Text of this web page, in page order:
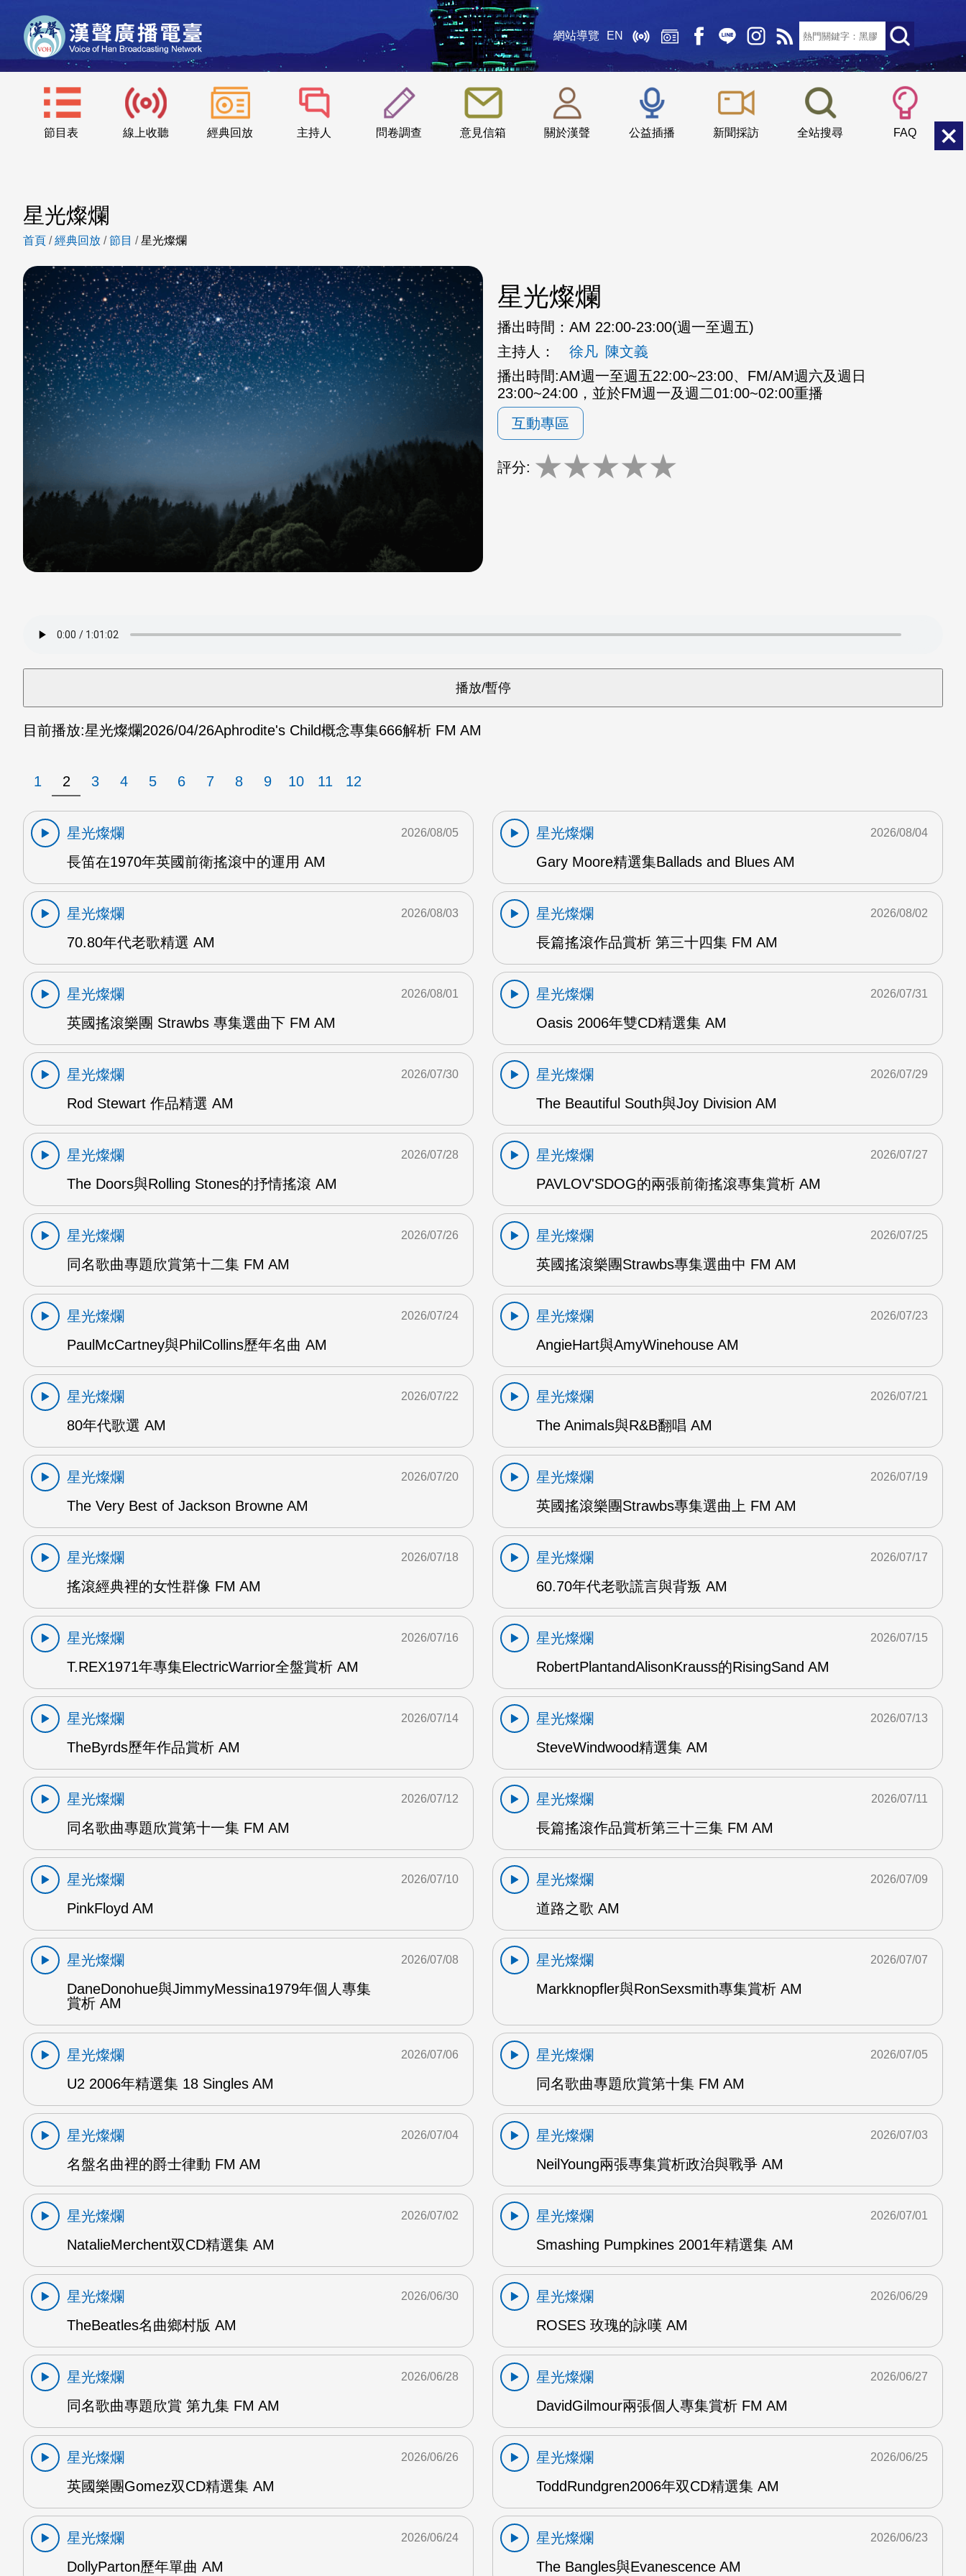
網站導覽 EN
節目表 線上收聽 經典回放 主持人 問卷調查 意見信箱 關於漢聲 公益插播 新聞採訪 全站搜尋 FAQ
::: 小 中
星光燦爛
首頁 /經典回放 /節目 /星光燦爛
星光燦爛
播出時間： AM 22:00-23:00(週一至週五)
主持人：
徐凡 陳文義
播出時間:AM週一至週五22:00~23:00、FM/AM週六及週日
23:00~24:00，並於FM週一及週二01:00~02:00重播
互動專區
評分: ★★★★★
目前播放:星光燦爛2026/04/26Aphrodite's Child概念專集666解析 FM AM
1 2 3 4 5 6 7 8 9 10 11 12
星光燦爛
長笛在1970年英國前衛搖滾中的運用 AM
2026/08/05
星光燦爛
Gary Moore精選集Ballads and Blues AM
2026/08/04
星光燦爛
70.80年代老歌精選 AM
2026/08/03
星光燦爛
長篇搖滾作品賞析 第三十四集 FM AM
2026/08/02
星光燦爛
英國搖滾樂團 Strawbs 專集選曲下 FM AM
2026/08/01
星光燦爛
Oasis 2006年雙CD精選集 AM
2026/07/31
星光燦爛
Rod Stewart 作品精選 AM
2026/07/30
星光燦爛
The Beautiful South與Joy Division AM
2026/07/29
星光燦爛
The Doors與Rolling Stones的抒情搖滾 AM
2026/07/28
星光燦爛
PAVLOV'SDOG的兩張前衛搖滾專集賞析 AM
2026/07/27
星光燦爛
同名歌曲專題欣賞第十二集 FM AM
2026/07/26
星光燦爛
英國搖滾樂團Strawbs專集選曲中 FM AM
2026/07/25
星光燦爛
PaulMcCartney與PhilCollins歷年名曲 AM
2026/07/24
星光燦爛
AngieHart與AmyWinehouse AM
2026/07/23
星光燦爛
80年代歌選 AM
2026/07/22
星光燦爛
The Animals與R&B翻唱 AM
2026/07/21
星光燦爛
The Very Best of Jackson Browne AM
2026/07/20
星光燦爛
英國搖滾樂團Strawbs專集選曲上 FM AM
2026/07/19
星光燦爛
搖滾經典裡的女性群像 FM AM
2026/07/18
星光燦爛
60.70年代老歌謊言與背叛 AM
2026/07/17
星光燦爛
T.REX1971年專集ElectricWarrior全盤賞析 AM
2026/07/16
星光燦爛
RobertPlantandAlisonKrauss的RisingSand AM
2026/07/15
星光燦爛
TheByrds歷年作品賞析 AM
2026/07/14
星光燦爛
SteveWindwood精選集 AM
2026/07/13
星光燦爛
同名歌曲專題欣賞第十一集 FM AM
2026/07/12
星光燦爛
長篇搖滾作品賞析第三十三集 FM AM
2026/07/11
星光燦爛
PinkFloyd AM
2026/07/10
星光燦爛
道路之歌 AM
2026/07/09
星光燦爛
DaneDonohue與JimmyMessina1979年個人專集
賞析 AM
2026/07/08
星光燦爛
Markknopfler與RonSexsmith專集賞析 AM
2026/07/07
星光燦爛
U2 2006年精選集 18 Singles AM
2026/07/06
星光燦爛
同名歌曲專題欣賞第十集 FM AM
2026/07/05
星光燦爛
名盤名曲裡的爵士律動 FM AM
2026/07/04
星光燦爛
NeilYoung兩張專集賞析政治與戰爭 AM
2026/07/03
星光燦爛
NatalieMerchent双CD精選集 AM
2026/07/02
星光燦爛
Smashing Pumpkines 2001年精選集 AM
2026/07/01
星光燦爛
TheBeatles名曲鄉村版 AM
2026/06/30
星光燦爛
ROSES 玫瑰的詠嘆 AM
2026/06/29
星光燦爛
同名歌曲專題欣賞 第九集 FM AM
2026/06/28
星光燦爛
DavidGilmour兩張個人專集賞析 FM AM
2026/06/27
星光燦爛
英國樂團Gomez双CD精選集 AM
2026/06/26
星光燦爛
ToddRundgren2006年双CD精選集 AM
2026/06/25
星光燦爛
DollyParton歷年單曲 AM
2026/06/24
星光燦爛
The Bangles與Evanescence AM
2026/06/23